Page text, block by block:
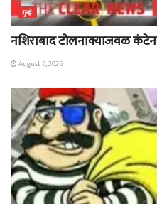
गुन्हे
नशिराबाद टोलनाक्याजवळ
August 6, 2026